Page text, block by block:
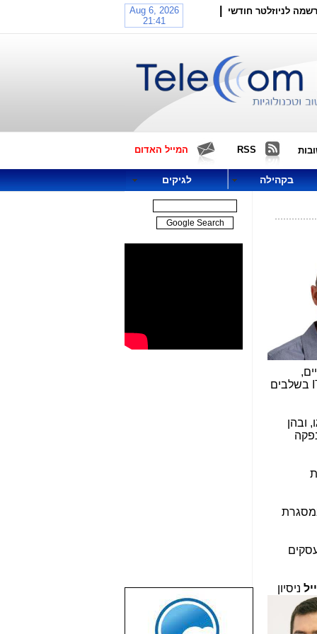
לניוזלטר חודשי
RSS המייל האדום
בקהילה לגיקים
בשלבים
ובמסגרת
ניסיון
שבוע טוב לכל
הגולשים באשר